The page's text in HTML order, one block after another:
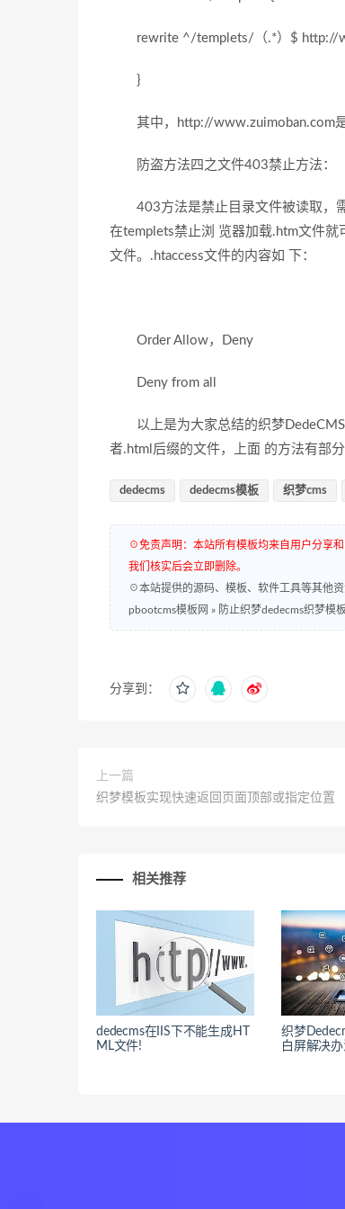
rewrite ^/templets/（.*）$ http://
}
其中，http://www.zuimoban.com是
防盗方法四之文件403禁止方法：
403方法是禁止目录文件被读取，需
在templets禁止浏 览器加载.htm文件
文件。.htaccess文件的内容如 下：
Order Allow，Deny
Deny from all
以上是为大家总结的织梦DedeCMS
者.html后缀的文件，上面 的方法有部
dedecms dedecms模板 织梦cms
☉免责声明：本站所有模板均来自用户分享
我们核实后会立即删除。
☉本站提供的源码、模板、软件工具等其他
pbootcms模板网 » 防止织梦dedecms织梦模
分享到：
上一篇
织梦模板实现快速返回页面顶部或指定位置
相关推荐
dedecms在IIS下不能生成HT
ML文件!
织梦
白屏解决